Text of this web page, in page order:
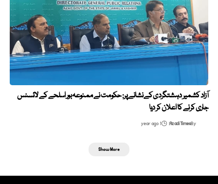
آزاد کشمیر دہشتگردی کے نشانے پر: حکومت نے ممنوعہ بور اسلحے کے لائسنس
جاری کرنے کا اعلان کر دیا
By
Azadi Times
1 year ago
Show More